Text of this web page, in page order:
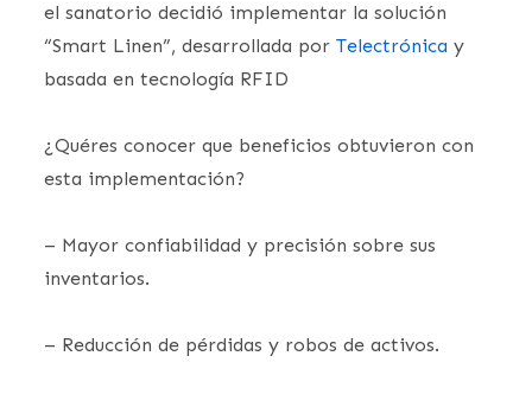
el sanatorio decidió implementar la solución
“Smart Linen”, desarrollada porTelectrónica y
basada en tecnología RFID
¿Quéres conocer que beneficios obtuvieron con
esta implementación?
– Mayor confiabilidad y precisión sobre sus
inventarios.
– Reducción de pérdidas y robos de activos.